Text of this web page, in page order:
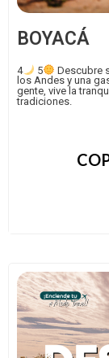
BOYACÁ
4 5
Descubre
los Andes y una
gente, vive la
tradiciones.